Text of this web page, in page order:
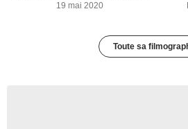
19 mai 2020
Toute sa